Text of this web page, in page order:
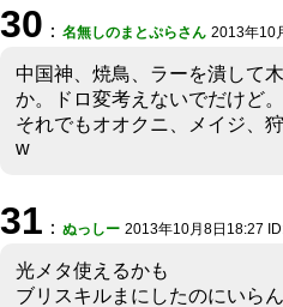
30 ： 名無しのまとぷらさん 2013年10
中国神、焼鳥、ラーを潰して
か。ドロ変考えないでだけど。
それでもオオクニ、メイジ、
w
31 ： ぬっしー 2013年10月8日18:27
光メタ使えるかも
ブリスキルまにしたのにいら